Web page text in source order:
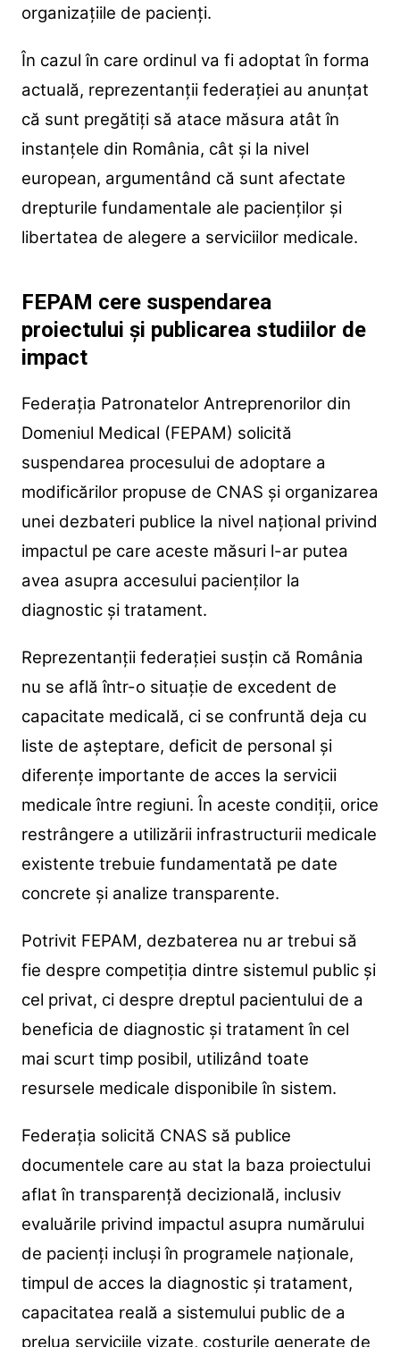
organizațiile de pacienți.
În cazul în care ordinul va fi adoptat în forma
actuală, reprezentanții federației au anunțat
că sunt pregătiți să atace măsura atât în
instanțele din România, cât și la nivel
european, argumentând că sunt afectate
drepturile fundamentale ale pacienților și
libertatea de alegere a serviciilor medicale.
FEPAM cere suspendarea
proiectului și publicarea studiilor de
impact
Federația Patronatelor Antreprenorilor din
Domeniul Medical (FEPAM) solicită
suspendarea procesului de adoptare a
modificărilor propuse de CNAS și organizarea
unei dezbateri publice la nivel național privind
impactul pe care aceste măsuri l-ar putea
avea asupra accesului pacienților la
diagnostic și tratament.
Reprezentanții federației susțin că România
nu se află într-o situație de excedent de
capacitate medicală, ci se confruntă deja cu
liste de așteptare, deficit de personal și
diferențe importante de acces la servicii
medicale între regiuni. În aceste condiții, orice
restrângere a utilizării infrastructurii medicale
existente trebuie fundamentată pe date
concrete și analize transparente.
Potrivit FEPAM, dezbaterea nu ar trebui să
fie despre competiția dintre sistemul public și
cel privat, ci despre dreptul pacientului de a
beneficia de diagnostic și tratament în cel
mai scurt timp posibil, utilizând toate
resursele medicale disponibile în sistem.
Federația solicită CNAS să publice
documentele care au stat la baza proiectului
aflat în transparență decizională, inclusiv
evaluările privind impactul asupra numărului
de pacienți incluși în programele naționale,
timpul de acces la diagnostic și tratament,
capacitatea reală a sistemului public de a
prelua serviciile vizate, costurile generate de